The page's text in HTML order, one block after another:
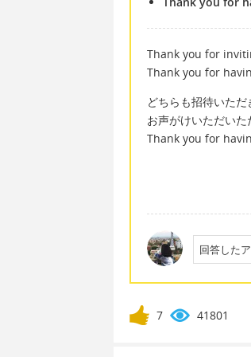
Thank you for
Thank you for
どちらも招待いただ
お声がけいただい
Thank you for
回答した
7 41801